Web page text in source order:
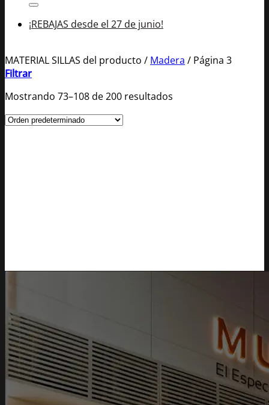
¡REBAJAS desde el 27 de junio!
MATERIAL SILLAS del producto / Madera / Página 3
Filtrar
Mostrando 73–108 de 200 resultados